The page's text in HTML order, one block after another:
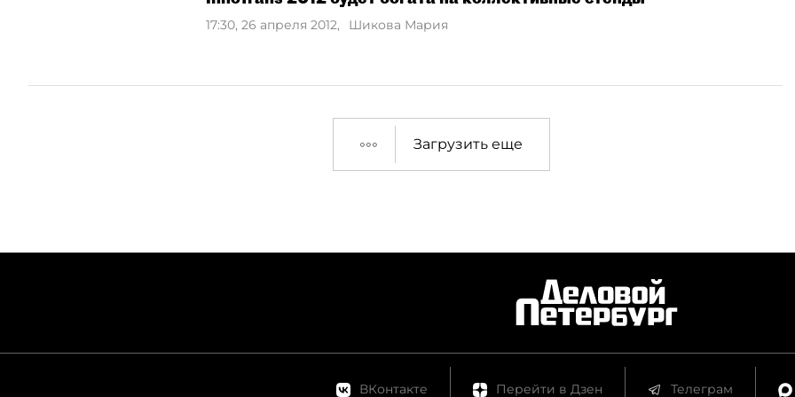
17:30, 26 апреля 2012, Шикова Мария
Загрузить еще
ВКонтакте Перейти в Дзен Телеграм